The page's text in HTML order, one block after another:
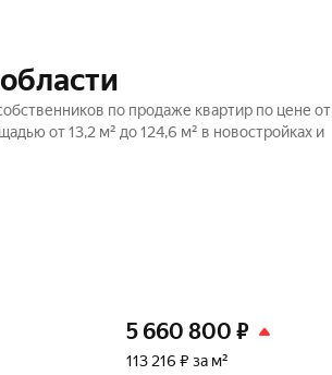
по продаже квартир по цене от
от 13,2 м² до 124,6 м² в новостройках и
5 660 800 ₽
113 216 ₽ за м²